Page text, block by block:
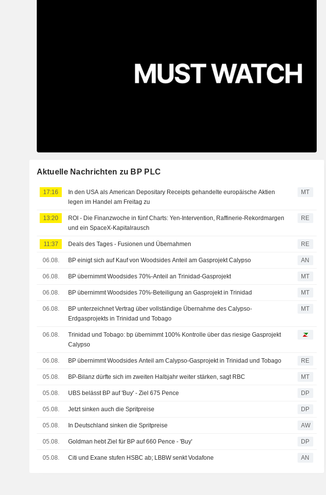
Aktuelle Nachrichten zu BP PLC
17:16
In den USA als American Depositary Receipts gehandelte europäische Aktien
legen im Handel am Freitag zu
MT
13:20
ROI - Die Finanzwoche in fünf Charts: Yen-Intervention, Raffinerie-Rekordmargen
und ein SpaceX-Kapitalrausch
RE
11:37 Deals des Tages - Fusionen und Übernahmen RE
06.08. BP einigt sich auf Kauf von Woodsides Anteil am Gasprojekt Calypso AN
06.08. BP übernimmt Woodsides 70%-Anteil an Trinidad-Gasprojekt MT
06.08. BP übernimmt Woodsides 70%-Beteiligung an Gasprojekt in Trinidad MT
06.08.
BP unterzeichnet Vertrag über vollständige Übernahme des Calypso-
Erdgasprojekts in Trinidad und Tobago
MT
06.08.
Trinidad und Tobago: bp übernimmt 100% Kontrolle über das riesige Gasprojekt
Calypso
06.08. BP übernimmt Woodsides Anteil am Calypso-Gasprojekt in Trinidad und Tobago RE
05.08. BP-Bilanz dürfte sich im zweiten Halbjahr weiter stärken, sagt RBC MT
05.08. UBS belässt BP auf 'Buy' - Ziel 675 Pence DP
05.08. Jetzt sinken auch die Spritpreise DP
05.08. In Deutschland sinken die Spritpreise AW
05.08. Goldman hebt Ziel für BP auf 660 Pence - 'Buy' DP
05.08. Citi und Exane stufen HSBC ab; LBBW senkt Vodafone AN